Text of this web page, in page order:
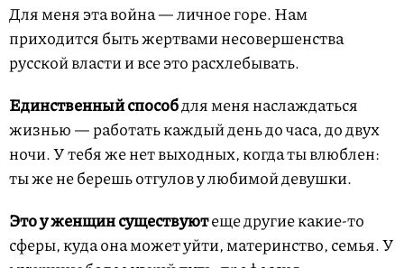
Для меня эта война — личное горе. Нам
приходится быть жертвами несовершенства
русской власти и все это расхлебывать.
Единственный способдля меня наслаждаться
жизнью — работать каждый день до часа, до двух
ночи. У тебя же нет выходных, когда ты влюблен:
ты же не берешь отгулов у любимой девушки.
Это у женщин существуютеще другие какие-то
сферы,куда она может уйти, материнство, семья. У